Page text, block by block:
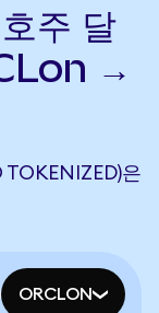
주 달
→
은
ORCLON